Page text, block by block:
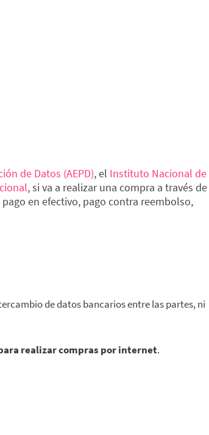
de Datos (AEPD), el Instituto Nacional de
, si va a realizar una compra a través de
en efectivo, pago contra reembolso,
de datos bancarios entre las partes, ni
realizar compras por internet.